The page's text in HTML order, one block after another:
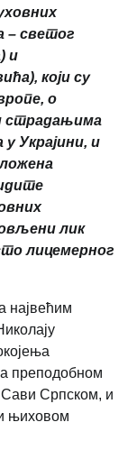
– светог
и
који су
о
страдањима
Украјини, и
лик
лицемерног
највећим
преподобном
Српском, и
њиховом